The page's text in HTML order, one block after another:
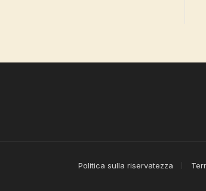
Politica sulla riservatezza